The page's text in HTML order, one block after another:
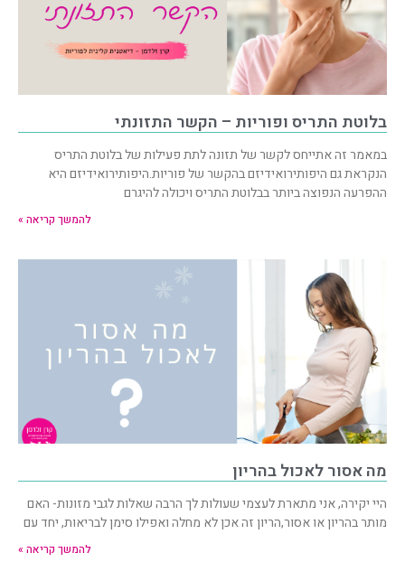
בלוטת התריס ופוריות – הקשר התזונתי
במאמר זה אתייחס לקשר של תזונה לתת פעילות של בלוטת התריס
הנקראת גם היפותירואידיזם בהקשר של פוריות.היפותירואידיזם היא
ההפרעה הנפוצה ביותר בבלוטת התריס ויכולה להיגרם
להמשך קריאה »
מה אסור לאכול בהריון
היי יקירה, אני מתארת לעצמי שעולות לך הרבה שאלות לגבי מזונות- האם
מותר בהריון או אסור,הריון זה אכן לא מחלה ואפילו סימן לבריאות, יחד עם
להמשך קריאה »